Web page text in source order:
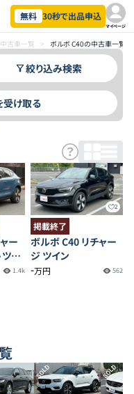
無料 30秒で出品申込
マイページ
古車一覧 > ボルボ C40の中古車一覧
絞り込み検索
受け取る
ー
ツイ
1.4k
2
掲載終了
ボルボ C40 リチャー
ジ ツイン
-万円 562
SOLD SOLD